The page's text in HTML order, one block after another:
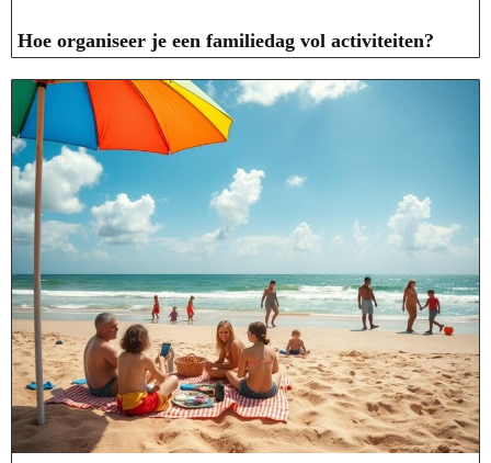
Hoe organiseer je een familiedag vol activiteiten?